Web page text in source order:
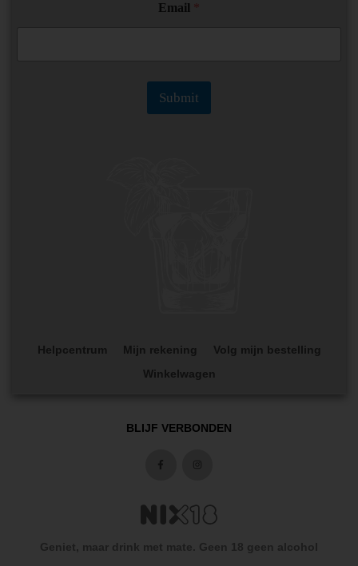
Email
Submit
Helpcentrum Mijn rekening
Volg mijn bestelling
Winkelwagen
BLIJF VERBONDEN
Geniet, maar drink met mate. Geen 18 geen alcohol